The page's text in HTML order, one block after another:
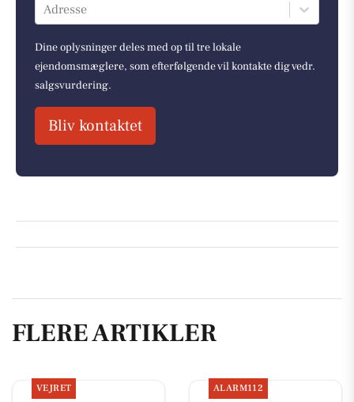
Adresse
Dine oplysninger deles med op til tre lokale
ejendomsmæglere, som efterfølgende vil kontakte dig vedr.
salgsvurdering.
Bliv kontaktet
FLERE ARTIKLER
VEJRET ALARM112